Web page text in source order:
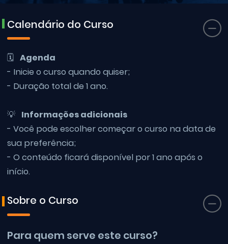
Calendário do Curso
🗓 Agenda
- Inicie o curso quando quiser;
- Duração total de 1 ano.
💡 Informações adicionais
- Você pode escolher começar o curso na data de
sua preferência;
- O conteúdo ficará disponível por 1 ano após o
início.
Sobre o Curso
Para quem serve este curso?